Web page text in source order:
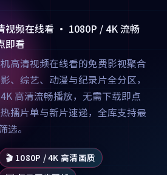
视频在线看 · 1080P / 4K 流畅
即看
高清视频在线看的免费影视聚合
、综艺、动漫与纪录片全分区，
高清流畅播放，无需下载即点
播片单与新片速递，全库支持最
选。
🎬 1080P / 4K 高清画质